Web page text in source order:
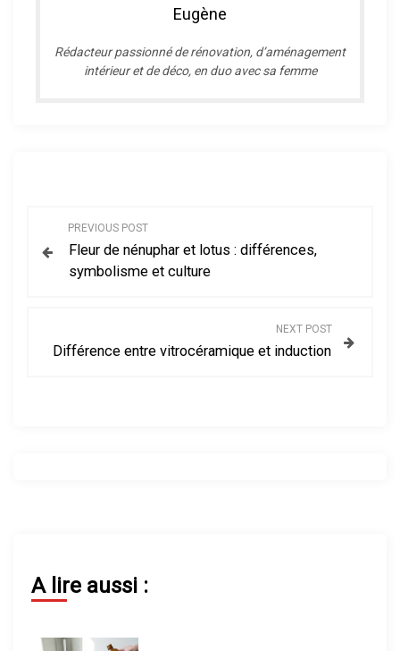
Eugène
Rédacteur passionné de rénovation, d’aménagement
intérieur et de déco, en duo avec sa femme
n
PREVIOUS POST
Fleur de nénuphar et lotus : différences,
symbolisme et culture
NEXT POST
Différence entre vitrocéramique et induction
A lire aussi :